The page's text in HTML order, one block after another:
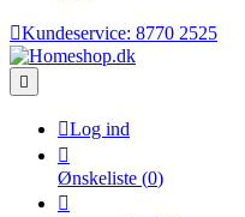
Kundeservice: 8770 2525

Log ind

Ønskeliste (0)
